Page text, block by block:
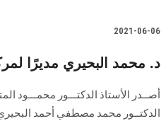
2021-06-06
د. محمد البحيري مديرًا
أصــدر الأستاذ الدكتـــور محمـــود
الدكتــور محمد مصطفي أحمد البحيري